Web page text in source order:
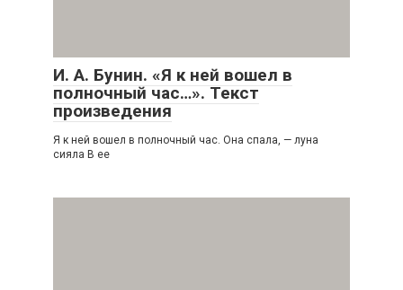
И. А. Бунин. «Я к ней вошел в
полночный час…». Текст
произведения
Я к ней вошел в полночный час. Она спала, — луна
сияла В ее